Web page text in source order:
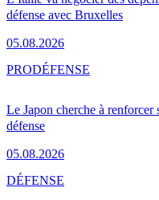
défense avec Bruxelles
05.08.2026
Le Japon cherche à renforcer
défense
05.08.2026
PRODÉFENSE
DÉFENSE